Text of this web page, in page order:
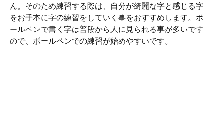
ん。そのため練習する際は、自分が綺麗な字と感じる字
をお手本に字の練習をしていく事をおすすめします。ボ
ールペンで書く字は普段から人に見られる事が多いです
ので、ボールペンでの練習が始めやすいです。